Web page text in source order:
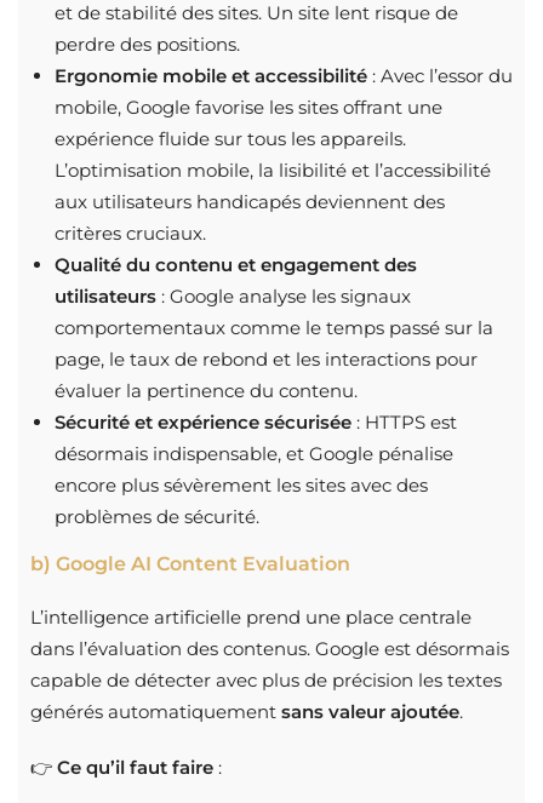
et de stabilité des sites. Un site lent risque de
perdre des positions.
Ergonomie mobile et accessibilité : Avec l’essor du
mobile, Google favorise les sites offrant une
expérience fluide sur tous les appareils.
L’optimisation mobile, la lisibilité et l’accessibilité
aux utilisateurs handicapés deviennent des
critères cruciaux.
Qualité du contenu et engagement des
utilisateurs : Google analyse les signaux
comportementaux comme le temps passé sur la
page, le taux de rebond et les interactions pour
évaluer la pertinence du contenu.
Sécurité et expérience sécurisée : HTTPS est
désormais indispensable, et Google pénalise
encore plus sévèrement les sites avec des
problèmes de sécurité.
b) Google AI Content Evaluation
L’intelligence artificielle prend une place centrale
dans l’évaluation des contenus. Google est désormais
capable de détecter avec plus de précision les textes
générés automatiquement sans valeur ajoutée.
👉 Ce qu’il faut faire :